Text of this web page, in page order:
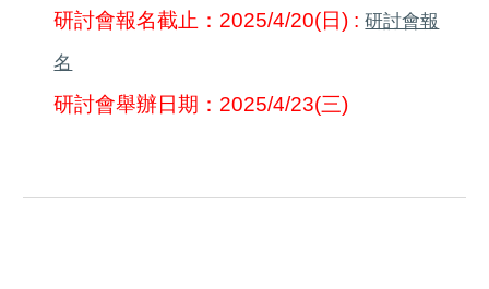
研討會報名截止：2025/4/20(日) :研討會報
名
研討會舉辦日期： 2025/4/23(三)